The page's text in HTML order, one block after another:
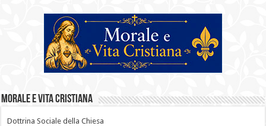
Morale e Vita Cristiana
Dottrina Sociale della Chiesa